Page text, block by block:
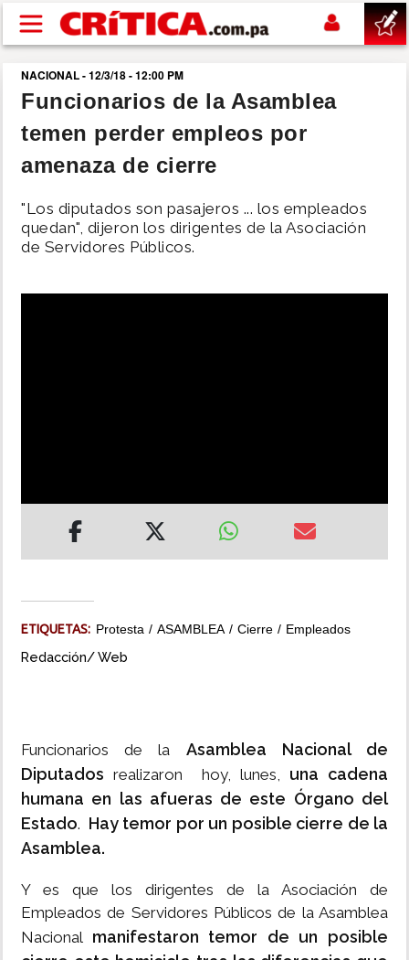
Pasar al contenido principal
buscar
SUCESOS
POLÍTICA
NACIONAL - 12/3/18 - 12:00 PM
Funcionarios de la Asamblea
temen perder empleos por
amenaza de cierre
"Los diputados son pasajeros ... los empleados
quedan", dijeron los dirigentes de la Asociación
de Servidores Públicos.
ETIQUETAS: Protesta ASAMBLEA Cierre Empleados
Redacción/ Web
Funcionarios de la Asamblea Nacional de
Diputadosrealizaron hoy, lunes, una cadena
humana en las afueras de este Órgano del
Estado. Hay temor por un posible cierre de la
Asamblea.
Y es que los dirigentes de la Asociación de
Empleados de Servidores Públicos de la Asamblea
Nacional manifestaron temor de un posible